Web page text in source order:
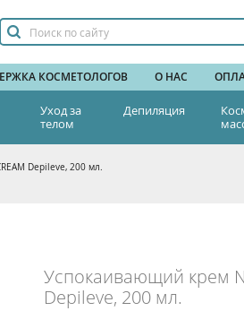
КОСМЕТОЛОГОВ О НАС
Уход за
телом
Депиляция
Depileve, 200 мл.
Успокаивающий крем
Depileve, 200 мл.